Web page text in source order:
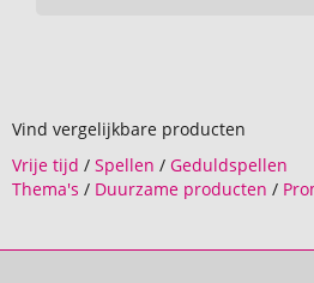
Vind vergelijkbare producten
Vrije tijd / Spellen / Geduldspellen
Thema's / Duurzame producten /